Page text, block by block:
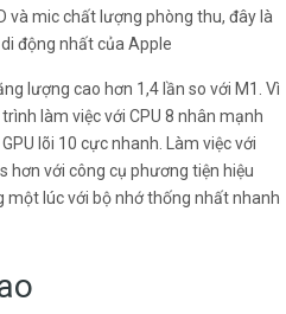
và mic chất lượng phòng thu, đây là
động nhất của Apple
lượng cao hơn 1,4 lần so với M1. Vì
làm việc với CPU 8 nhân mạnh
lõi 10 cực nhanh. Làm việc với
hơn với công cụ phương tiện hiệu
một lúc với bộ nhớ thống nhất nhanh